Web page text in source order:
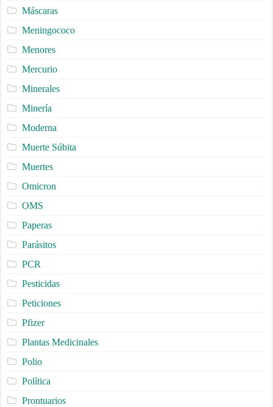
Máscaras
Meningococo
Menores
Mercurio
Minerales
Minería
Moderna
Muerte Súbita
Muertes
Omicron
OMS
Paperas
Parásitos
PCR
Pesticidas
Peticiones
Pfizer
Plantas Medicinales
Polio
Política
Prontuarios